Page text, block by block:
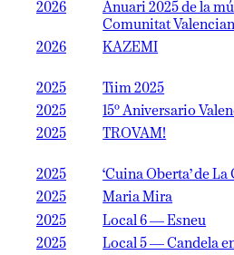
2026
Anuari 2025 de la
Comunitat
2026 KAZEMI
2025
Tiim 2025
2025
15º Aniversario
2025
TROVAM!
2025
‘Cuina Oberta’ de La
2025
Maria Mira
2025
Local 6 — Esneu
2025
Local 5 — Candela